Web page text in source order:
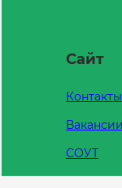
Сайт
Контакты
Вакансии
СОУТ